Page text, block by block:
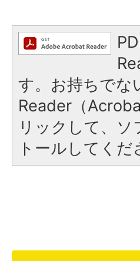
す。お持ちでな
Reader（
リックして、
トールしてくだ